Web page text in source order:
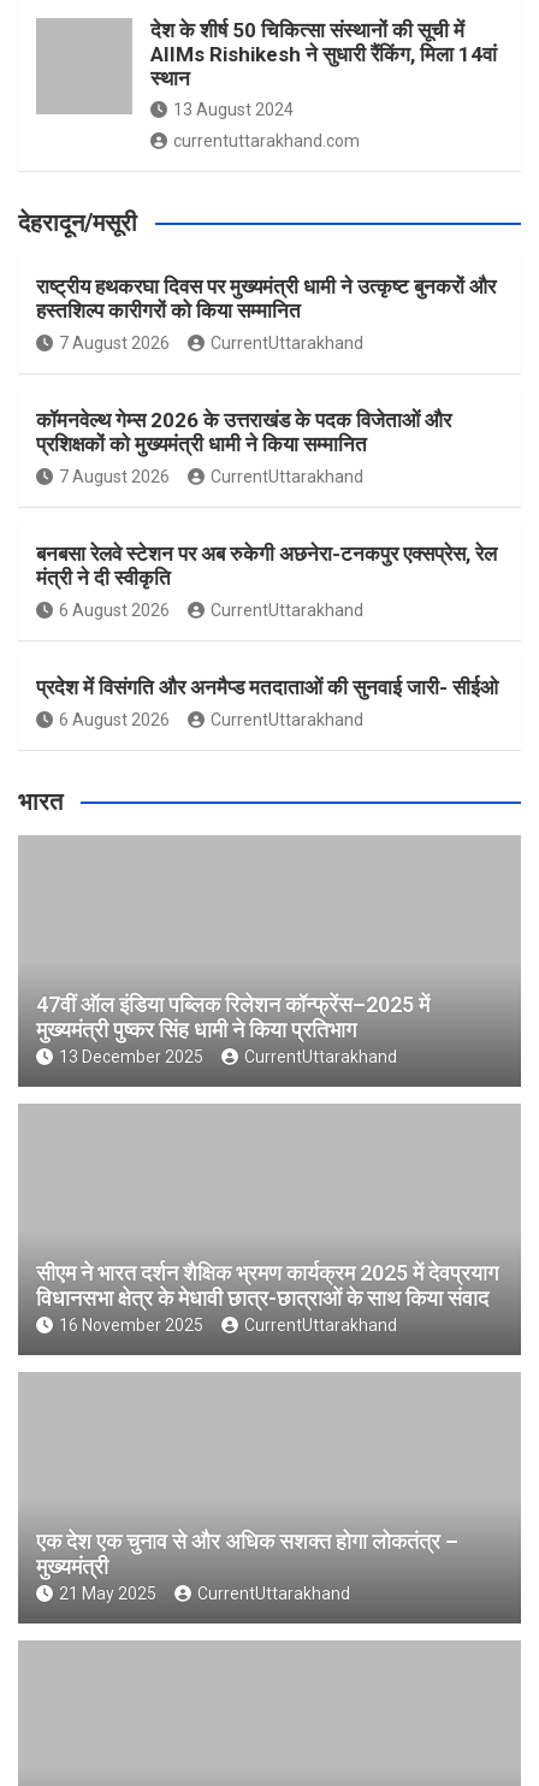
देश के शीर्ष 50 चिकित्सा संस्थानों की सूची में
AIIMs Rishikesh ने सुधारी रैंकिंग, मिला 14वां
स्थान
13 August 2024
currentuttarakhand.com
देहरादून/मसूरी
राष्ट्रीय हथकरघा दिवस पर मुख्यमंत्री धामी ने उत्कृष्ट बुनकरों और
हस्तशिल्प कारीगरों को किया सम्मानित
7 August 2026 CurrentUttarakhand
कॉमनवेल्थ गेम्स 2026 के उत्तराखंड के पदक विजेताओं और
प्रशिक्षकों को मुख्यमंत्री धामी ने किया सम्मानित
7 August 2026 CurrentUttarakhand
बनबसा रेलवे स्टेशन पर अब रुकेगी अछनेरा-टनकपुर एक्सप्रेस, रेल
मंत्री ने दी स्वीकृति
6 August 2026 CurrentUttarakhand
प्रदेश में विसंगति और अनमैप्ड मतदाताओं की सुनवाई जारी- सीईओ
6 August 2026 CurrentUttarakhand
भारत
47वीं ऑल इंडिया पब्लिक रिलेशन कॉन्फ्रेंस–2025 में
मुख्यमंत्री पुष्कर सिंह धामी ने किया प्रतिभाग
13 December 2025 CurrentUttarakhand
सीएम ने भारत दर्शन शैक्षिक भ्रमण कार्यक्रम 2025 में देवप्रयाग
विधानसभा क्षेत्र के मेधावी छात्र-छात्राओं के साथ किया संवाद
16 November 2025 CurrentUttarakhand
एक देश एक चुनाव से और अधिक सशक्त होगा लोकतंत्र –
मुख्यमंत्री
21 May 2025 CurrentUttarakhand